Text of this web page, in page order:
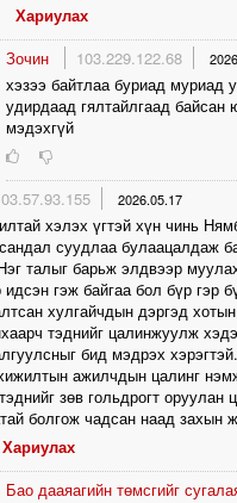
Хариулах
Зочин
103.229.122.68
хэзээ байтлаа буриад муриад
удирдаад гялтайлгаад байсан
мэдэхгүй
2026.05.17
хэлэх үгтэй хүн чинь
суудлаа булаацалдаж
талыг барьж элдвээр
гэж байгаа бол бүр гэр
хулгайчдын дэргэд
тэднийг цалинжуулж
бид мэдрэх
ажилчдын цалинг
зөв гольдрогт оруулан
болгож чадсан наад захын
Хариулах
Бао дааяагийн төмсгийг